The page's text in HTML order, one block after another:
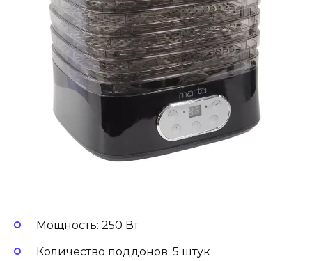
Мощность: 250 Вт
Количество поддонов: 5 штук